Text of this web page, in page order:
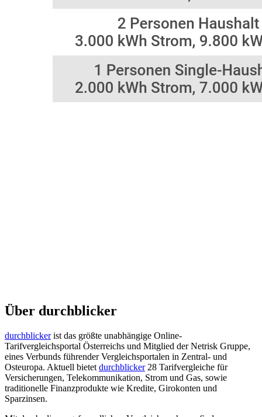
Über durchblicker
durchblickerist das größte unabhängige Online-
Tarifvergleichsportal Österreichs und Mitglied der Netrisk Gruppe,
eines Verbunds führender Vergleichsportalen in Zentral- und
Osteuropa. Aktuell bietet durchblicker28 Tarifvergleiche für
Versicherungen, Telekommunikation, Strom und Gas, sowie
traditionelle Finanzprodukte wie Kredite, Girokonten und
Sparzinsen.